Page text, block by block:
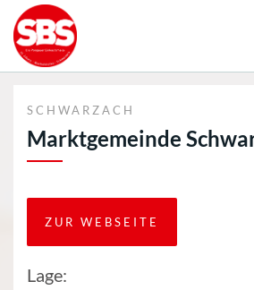
SCHWARZACH
Marktgemeinde
ZUR WEBSEITE
Lage: